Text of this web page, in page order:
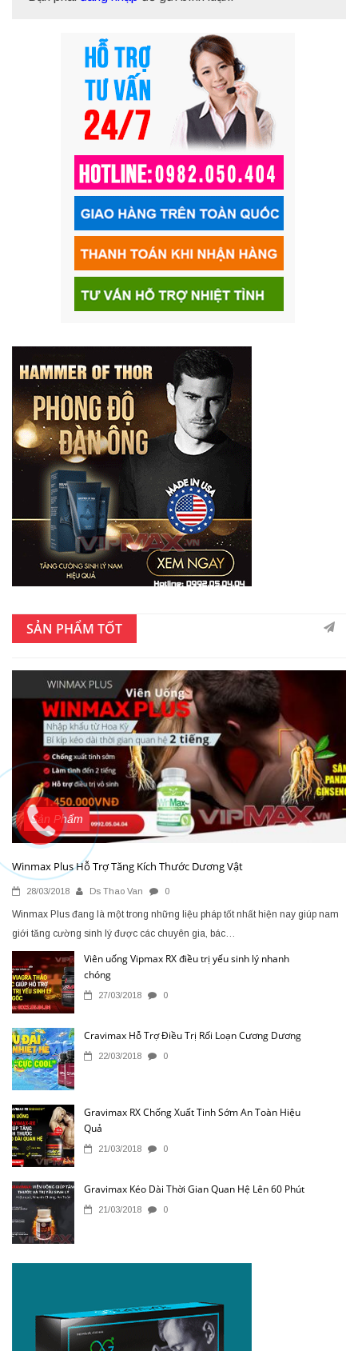
SẢN PHẨM TỐT
Sản Phẩm
Winmax Plus Hỗ Trợ Tăng Kích Thước Dương Vật
28/03/2018 Ds Thao Van 0
Winmax Plus đang là một trong những liệu pháp tốt nhất hiện nay giúp nam
giới tăng cường sinh lý được các chuyên gia, bác…
Viên uống Vipmax RX điều trị yếu sinh lý nhanh
chóng
27/03/2018 0
Cravimax Hỗ Trợ Điều Trị Rối Loạn Cương Dương
22/03/2018 0
Gravimax RX Chống Xuất Tinh Sớm An Toàn Hiệu
Quả
21/03/2018 0
Gravimax Kéo Dài Thời Gian Quan Hệ Lên 60 Phút
21/03/2018 0